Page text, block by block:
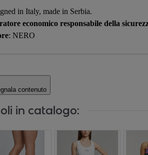
in Italy, made in Serbia.
economico responsabile della
: NERO
contenuto
in catalogo: